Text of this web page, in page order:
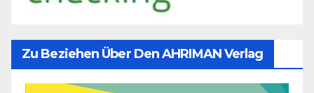
Zu Beziehen Über Den AHRIMAN Verlag